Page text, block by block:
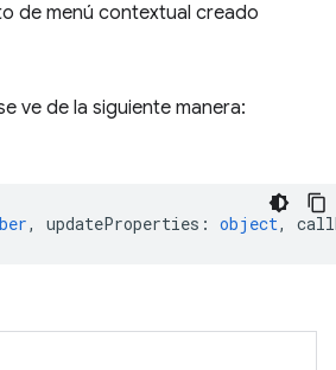
de menú contextual creado
ve de la siguiente manera:
, updateProperties : object,